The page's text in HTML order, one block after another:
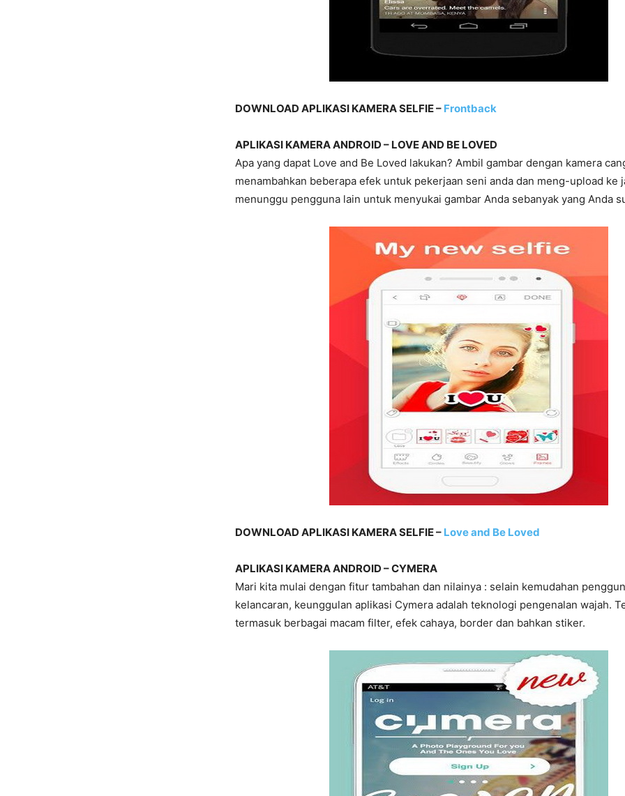
DOWNLOAD APLIKASI KAMERA SELFIE – Frontback
APLIKASI KAMERA ANDROID – LOVE AND BE LOVED
Apa yang dapat Love and Be Loved lakukan? Ambil gambar dengan kamera
menambahkan beberapa efek untuk pekerjaan seni anda dan meng-upload ke
menunggu pengguna lain untuk menyukai gambar Anda sebanyak yang Anda
DOWNLOAD APLIKASI KAMERA SELFIE – Love and Be Loved
APLIKASI KAMERA ANDROID – CYMERA
Mari kita mulai dengan fitur tambahan dan nilainya : selain kemudahan
kelancaran, keunggulan aplikasi Cymera adalah teknologi pengenalan wajah.
termasuk berbagai macam filter, efek cahaya, border dan bahkan stiker.